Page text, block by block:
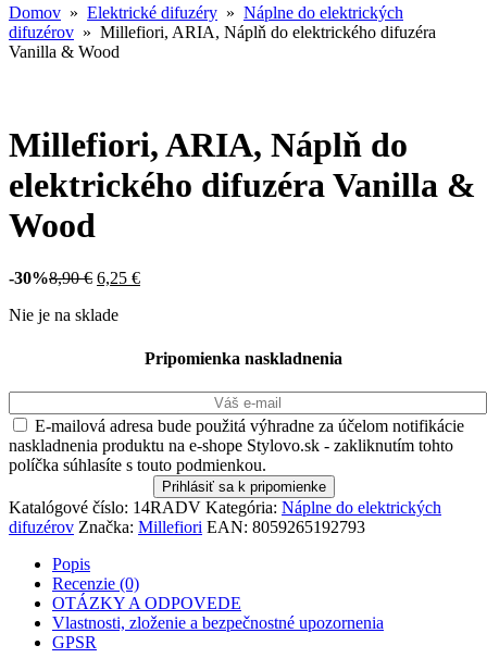
Domov » Elektrické difuzéry » Náplne do elektrických
difuzérov » Millefiori, ARIA, Náplň do elektrického difuzéra
Vanilla & Wood
Millefiori, ARIA, Náplň do
elektrického difuzéra Vanilla &
Wood
-30%8,90€ 6,25 €
Nie je na sklade
Pripomienka naskladnenia
E-mailová adresa bude použitá výhradne za účelom notifikácie
naskladnenia produktu na e-shope Stylovo.sk - zakliknutím tohto
políčka súhlasíte s touto podmienkou.
Katalógové číslo: 14RADV Kategória: Náplne do elektrických
difuzérov Značka: Millefiori EAN: 8059265192793
Popis
Recenzie (0)
OTÁZKY A ODPOVEDE
Vlastnosti, zloženie a bezpečnostné upozornenia
GPSR